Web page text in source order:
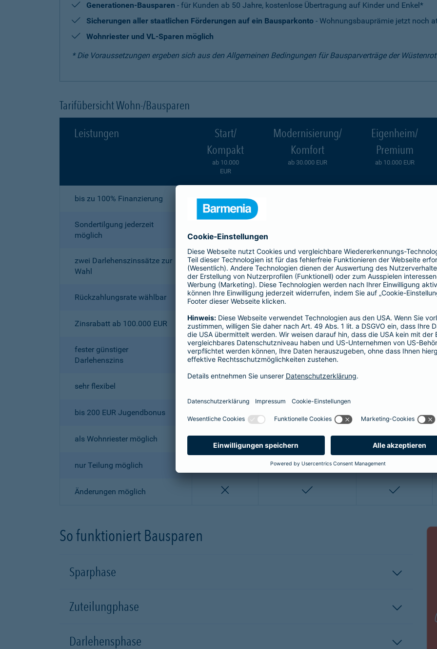
Generationen-Bausparen - für Kunden ab 50 Jahre, kostenlose Übertragung auf Kinder und Enkel*
Sicherungen aller staatlichen Förderungen auf ein Bausparkonto - Wohnungsbauprämie jetzt noch
Wohnriester und VL-Sparen möglich
* Die Voraussetzungen ergeben sich aus den Allgemeinen Bedingungen für Bausparverträge der
Tarifübersicht Wohn-/Bausparen
Leistungen
Start/
Kompakt
ab 10.000
EUR
Modernisierung/
Komfort
ab 30.000 EUR
Eigenheim/
Premium
ab 10.000 EUR
bis zu 100% Finanzierung enthalten
Sondertilgung jederzeit
möglich
zwei Darlehenszinssätze zur
Wahl
nicht enthalten enthalten enthalten
Rückzahlungsrate wählbar nicht enthalten nicht enthalten enthalten
Zinsrabatt ab 100.000 EUR nicht enthalten nicht enthalten enthalten
fester günstiger
Darlehenszins
enthalten enthalten enthalten
sehr flexibel
bis 200 EUR Jugendbonus
als Wohnriester möglich nicht enthalten nicht enthalten enthalten
nur Teilung möglich nicht enthalten
Änderungen möglich enthalten enthalten
So funktioniert Bausparen
Sparphase
Zuteilungphase
Darlehensphase